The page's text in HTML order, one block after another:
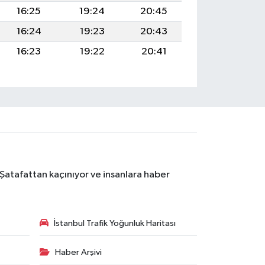
16:25 19:24
20:45
16:24
19:23
20:43
16:23
19:22 20:41
kaçınıyor ve insanlara haber
İstanbul Trafik Yoğunluk Haritası
Haber Arşivi